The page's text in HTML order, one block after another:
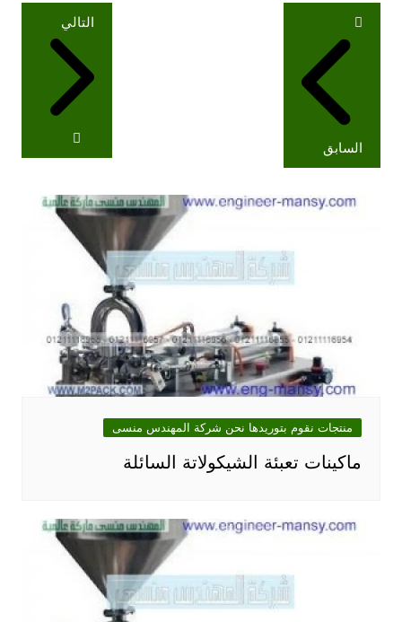
تصفّح
المقالات
السابق
التالي
منتجات نقوم بتوريدها نحن شركة المهندس منسى
ماكينات تعبئة الشيكولاتة السائلة